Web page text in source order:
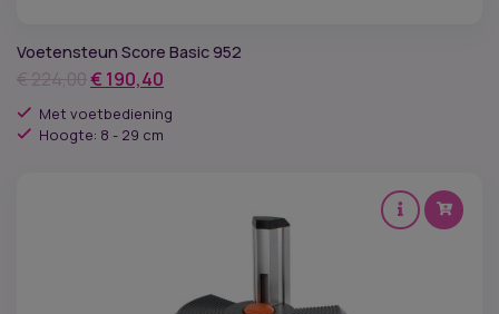
Voetensteun Score Basic 952
€224,00Oorspronkelijke
prijs
was:
€ 190,40
Met voetbediening
Hoogte: 8 - 29 cm